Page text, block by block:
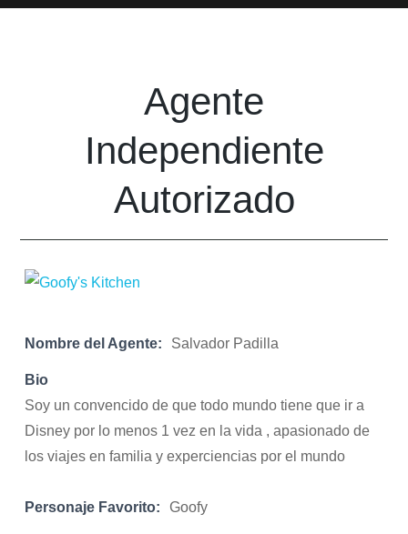
Agente
Independiente
Autorizado
Nombre del Agente: Salvador Padilla
Bio
Soy un convencido de que todo mundo tiene que ir a
Disney por lo menos 1 vez en la vida , apasionado de
los viajes en familia y experciencias por el mundo
Personaje Favorito: Goofy